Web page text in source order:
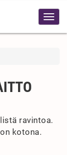
ravintoa.
kotona.